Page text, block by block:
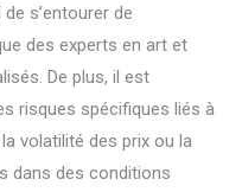
s’entourer de
des experts en art et
De plus, il est
risques spécifiques liés à
volatilité des prix ou la
dans des conditions